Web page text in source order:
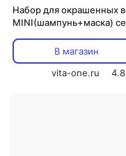
Набор для окрашенных
MINI(шампунь+маска)
500мл+300млВ магазин
vita-one.ru
4.8